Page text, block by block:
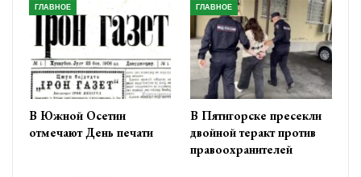
ГЛАВНОЕ
В Южной Осетии
отмечают День печати
ГЛАВНОЕ
В Пятигорске пресекли
двойной теракт против
правоохранителей